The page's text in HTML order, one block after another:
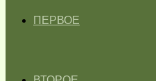
ПЕРВОЕ